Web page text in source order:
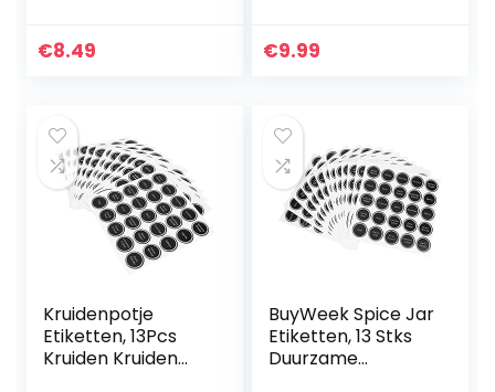
Labels Pantry
€8.49
stickers voor
€9.99
Kruidenpotje
Etiketten, 13Pcs
Kruiden Kruiden
BuyWeek Spice Jar
Etiketten, 13 Stks
Duurzame